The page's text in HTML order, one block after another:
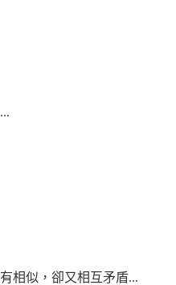
相似，卻又相互矛盾...